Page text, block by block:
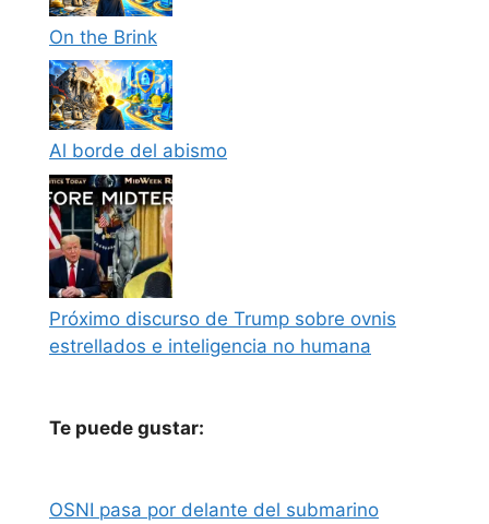
On the Brink
Al borde del abismo
Próximo discurso de Trump sobre ovnis
estrellados e inteligencia no humana
Te puede gustar:
OSNI pasa por delante del submarino